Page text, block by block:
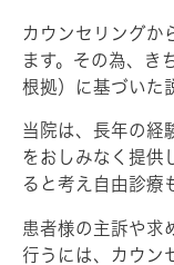
カウンセリングか
ます。その為、き
根拠）に基づいた
当院は、長年の経
をおしみなく提供
ると考え自由診療
患者様の主訴や求
行うには、カウン